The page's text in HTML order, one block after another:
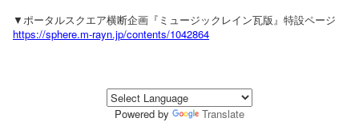
▼ポータルスクエア横断企画『ミュージックレイン瓦版』特設ページ
https://sphere.m-rayn.jp/contents/1042864
Powered by Translate